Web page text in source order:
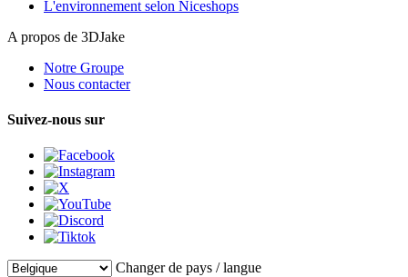
L'environnement selon Niceshops
A propos de 3DJake
Notre Groupe
Nous contacter
Suivez-nous sur
Changer de pays / langue